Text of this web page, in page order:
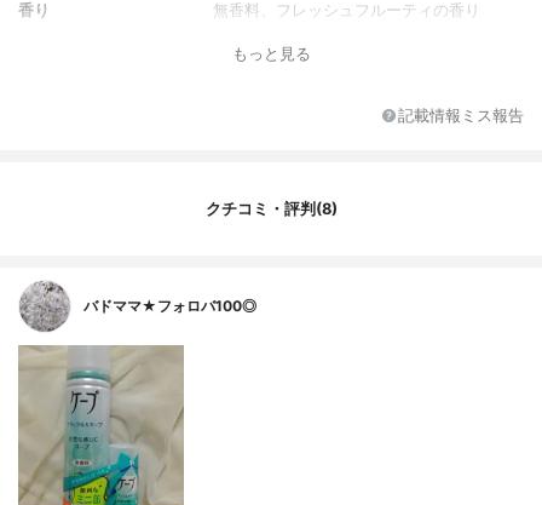
香り
無香料、フレッシュフルーティの香り
もっと見る
記載情報ミス報告
クチコミ・評判(8)
バドママ★フォロバ100◎